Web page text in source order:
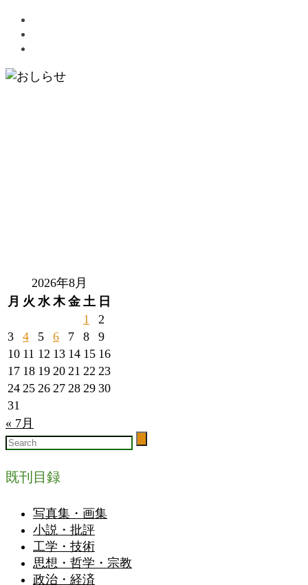
2026年8月
月 火 水 木 金 土 日
1
2
3
4 5 6 7 8
9
10 11 12 13 14 15 16
17 18 19 20 21 22 23
24 25 26 27 28 29 30
31
« 7月
既刊目録
写真集・画集
小説・批評
工学・技術
思想・哲学・宗教
政治・経済